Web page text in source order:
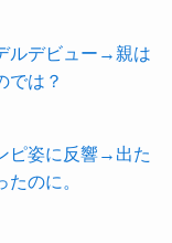
ルデビュー→親は
では？
ピ姿に反響→出た
のに。